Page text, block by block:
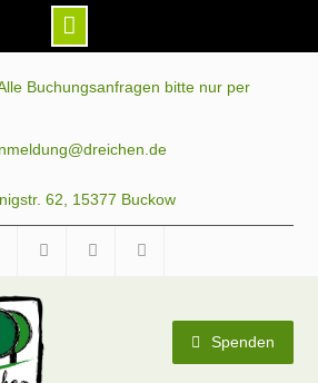
Buchungsanfragen bitte nur per
62, 15377 Buckow
Spenden